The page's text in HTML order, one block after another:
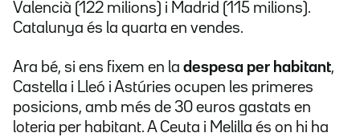
Valencià (122 milions) i Madrid (115 milions).
Catalunya és la quarta en vendes.
Ara bé, si ens fixem en la despesa per habitant,
Castella i Lleó i Astúries ocupen les primeres
posicions, amb més de 30 euros gastats en
loteria per habitant. A Ceuta i Melilla és on hi ha